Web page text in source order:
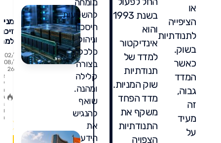
או
הציפייה
לתנודתיות
בשוק.
כאשר
המדד
גבוה,
זה
מעיד
על
בשנת 1993
והוא
אינדיקטור
למדד של
תנודתיות
שוק המניות.
מדד הפחד
משקף את
התנודתיות
הצפויה
מומחה
להשקעות,
חיסכון
וניהול
כלכלה
בצורה
קלילה
ומהנה.
שואף
להנגיש
את
הידע
על
02/
08/
26
א
ין
ת
גו
ב
ו
ת